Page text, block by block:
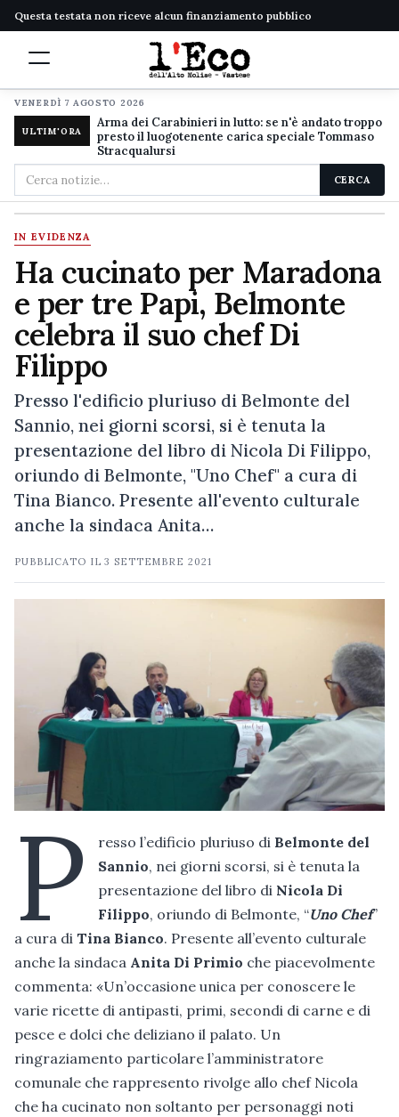
Questa testata non riceve alcun finanziamento pubblico
VENERDÌ 7 AGOSTO 2026
ULTIM'ORA
Arma dei Carabinieri in lutto: se n'è andato troppo
presto il luogotenente carica speciale Tommaso
Stracqualursi
Cerca
nel
sito
CERCA
IN EVIDENZA
Ha cucinato per Maradona
e per tre Papi, Belmonte
celebra il suo chef Di
Filippo
Presso l'edificio pluriuso di Belmonte del
Sannio, nei giorni scorsi, si è tenuta la
presentazione del libro di Nicola Di Filippo,
oriundo di Belmonte, "Uno Chef" a cura di
Tina Bianco. Presente all'evento culturale
anche la sindaca Anita…
PUBBLICATO IL3 SETTEMBRE 2021
P resso l’edificio pluriuso di Belmonte del
Sannio, nei giorni scorsi, si è tenuta la
presentazione del libro di Nicola Di
Filippo, oriundo di Belmonte, “Uno Chef”
a cura di Tina Bianco. Presente all’evento culturale
anche la sindaca Anita Di Primio che piacevolmente
commenta: «Un’occasione unica per conoscere le
varie ricette di antipasti, primi, secondi di carne e di
pesce e dolci che deliziano il palato. Un
ringraziamento particolare l’amministratore
comunale che rappresento rivolge allo chef Nicola
che ha cucinato non soltanto per personaggi noti